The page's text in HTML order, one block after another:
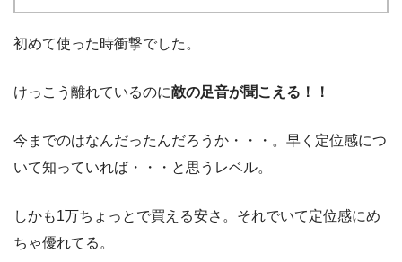
初めて使った時衝撃でした。
けっこう離れているのに敵の足音が聞こえる！！
今までのはなんだったんだろうか・・・。早く定位感につ
いて知っていれば・・・と思うレベル。
しかも1万ちょっとで買える安さ。それでいて定位感にめ
ちゃ優れてる。